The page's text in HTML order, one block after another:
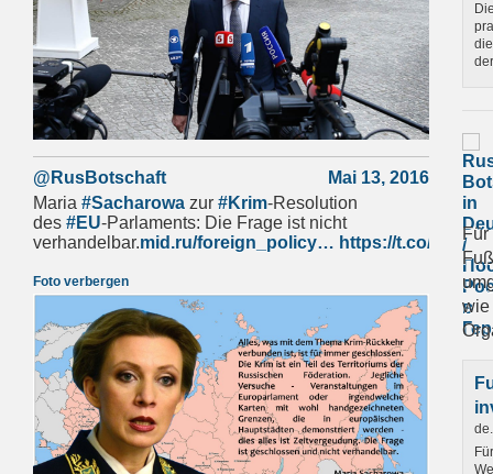
@RusBotschaft
Mai 13, 2016
Maria #Sacharowa zur #Krim-Resolution
des #EU-Parlaments: Die Frage ist nicht
verhandelbar.mid.ru/foreign_policy… https://t.co/
Foto verbergen
Für
wie